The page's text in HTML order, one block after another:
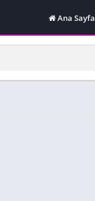
Ana Sayfa